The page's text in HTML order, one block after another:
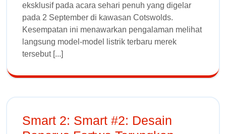
eksklusif pada acara sehari penuh yang digelar
pada 2 September di kawasan Cotswolds.
Kesempatan ini menawarkan pengalaman melihat
langsung model-model listrik terbaru merek
tersebut [...]
Smart 2: Smart #2: Desain